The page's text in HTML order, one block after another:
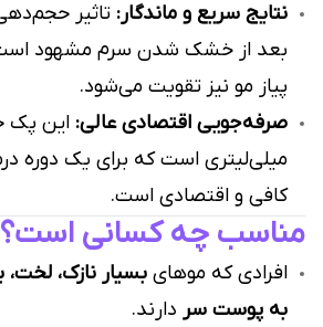
نتایج سریع و ماندگار: تاثیر
بعد از خشک شدن سرم مشهود است
پیاز مو نیز تقویت می‌شود.
صرفه‌جویی اقتصادی عالی:
میلی‌لیتری است که برای یک دوره
کافی و اقتصادی است.
مناسب چه کسانی است؟
افرادی که موهای بسیار نازک،
به پوست سر دارند.